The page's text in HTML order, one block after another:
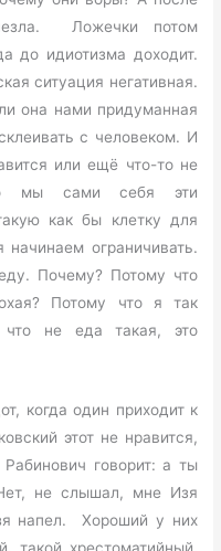
Ложечки потом
до идиотизма доходит.
ситуация негативная.
она нами придуманная
с человеком. И
или ещё что-то не
мы сами себя эти
как бы клетку для
ограничивать.
Почему? Потому что
Потому что я так
что не еда такая, это
когда один приходит к
этот не нравится,
говорит: а ты
не слышал, мне Изя
напел. Хороший у них